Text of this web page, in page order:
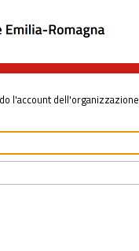
l'account dell'organizzazione